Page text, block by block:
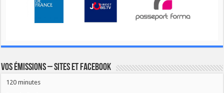
Vos émissions – Sites et Facebook
120 minutes